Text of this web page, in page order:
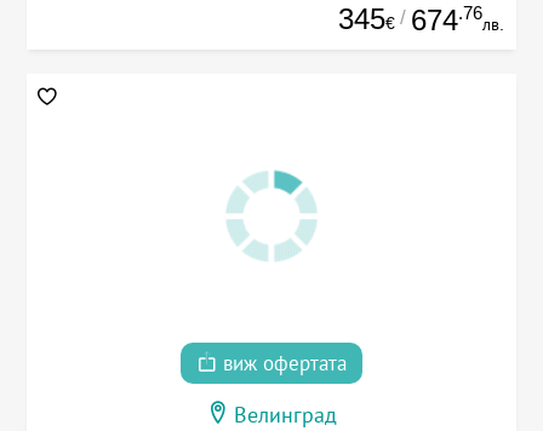
345€ / 674.76
лв.
виж офертата
Велинград